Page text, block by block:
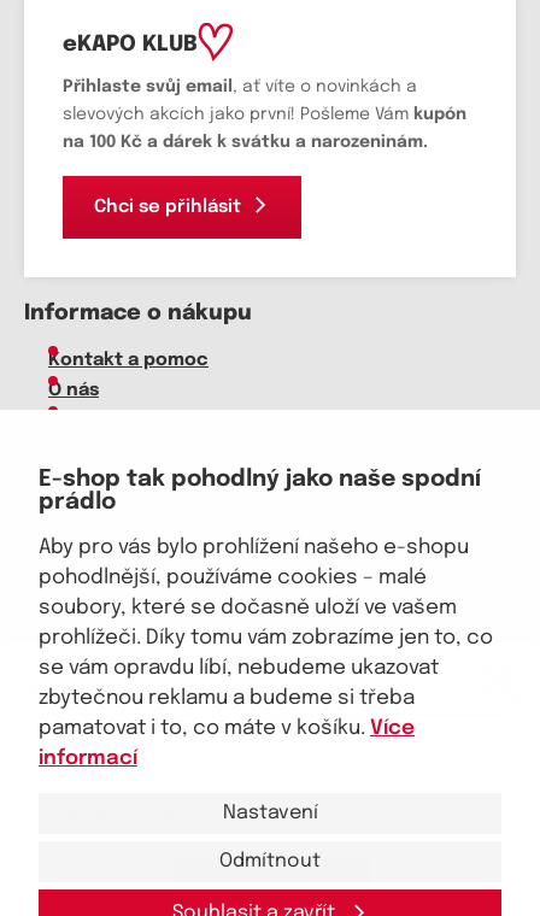
E-shop tak pohodlný jako naše spodní
prádlo
Aby pro vás bylo prohlížení našeho e-shopu
pohodlnější, používáme cookies – malé
soubory, které se dočasně uloží ve vašem
prohlížeči. Díky tomu vám zobrazíme jen to, co
se vám opravdu líbí, nebudeme ukazovat
zbytečnou reklamu a budeme si třeba
pamatovat i to, co máte v košíku. Více
informací
Nastavení
Odmítnout
eKAPO KLUB
Přihlaste svůj email , ať víte o novinkách a
slevových akcích jako první! Pošleme Vám kupón
na 100 Kč a dárek k svátku a narozeninám.
Chci se přihlásit
Informace o nákupu
Kontakt a pomoc
O nás
Velkoobchod
Vrácení zboží, reklamace
Obchodní podmínky
Průvodce spokojené ženy
Staňte se naším fanouškem
Jsme důvěryhodný obchod
Obchodní podmínky GDPR Mapa stránek
eKAPO KLUB
Sleva 100 Kč na první nákupnad 1000 Kč